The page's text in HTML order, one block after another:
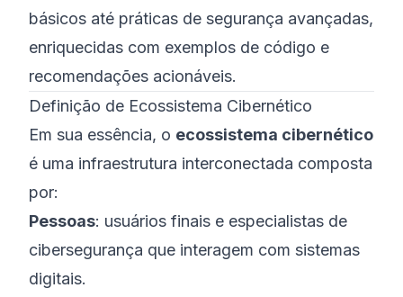
básicos até práticas de segurança avançadas,
enriquecidas com exemplos de código e
recomendações acionáveis.
Definição de Ecossistema Cibernético
Em sua essência, o ecossistema cibernético
é uma infraestrutura interconectada composta
por:
Pessoas: usuários finais e especialistas de
cibersegurança que interagem com sistemas
digitais.